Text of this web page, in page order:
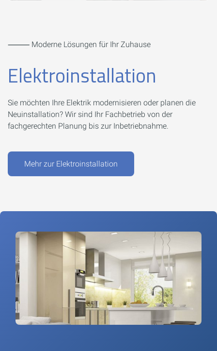
⸻ Moderne Lösungen für Ihr Zuhause
Elektroinstallation
Sie möchten Ihre Elektrik modernisieren oder planen die
Neuinstallation? Wir sind Ihr Fachbetrieb von der
fachgerechten Planung bis zur Inbetriebnahme.
Mehr zur Elektroinstallation